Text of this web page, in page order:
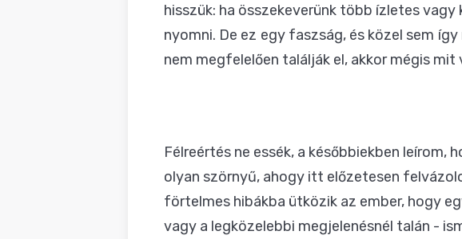
hisszük: ha összekeverünk több ízletes
nyomni. De ez egy faszság, és közel sem
nem megfelelően találják el, akkor mégis mit
Félreértés ne essék, a későbbiekben leírom,
olyan szörnyű, ahogy itt előzetesen
förtelmes hibákba ütközik az ember, hogy
vagy a legközelebbi megjelenésnél talán -